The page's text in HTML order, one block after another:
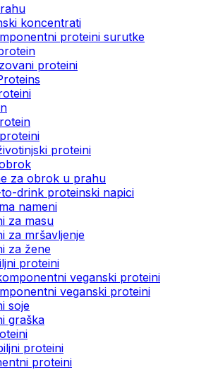
koncentrati
proteini surutke
proteini
proteini
za obrok u prahu
to-drink proteinski napici
nameni
za masu
za mršavljenje
za žene
proteini
veganski proteini
veganski proteini
soje
graška
proteini
proteini